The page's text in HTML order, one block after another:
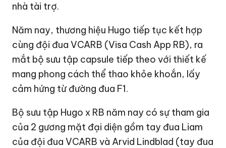
nhà tài trợ.
Năm nay, thương hiệu Hugo tiếp tục kết hợp
cùng đội đua VCARB (Visa Cash App RB), ra
mắt bộ sưu tập capsule tiếp theo với thiết kế
mang phong cách thể thao khỏe khoắn, lấy
cảm hứng từ đường đua F1.
Bộ sưu tập Hugo x RB năm nay có sự tham gia
của 2 gương mặt đại diện gồm tay đua Liam
của đội đua VCARB và Arvid Lindblad (tay đua